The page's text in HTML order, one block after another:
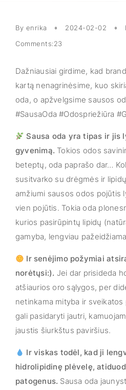
By enrika 2024-02-02
Comments:23
Dažniausiai girdime, kad
kartą nenagrinėsime, kuo
oda, o apžvelgsime sausos
#SausaOda #Odospriežiūra
Sausa oda yra tipas ir jis
gyvenimą. Tokios odos
beteptų, oda paprašo dar…
susitvarko su drėgmės ir
amžiumi sausos odos pojūtis
vien pojūtis. Tokia oda
kurios pasirūpintų lipidų
gamyba, lengviau
Ir senėjimo požymiai
norėtųsi:). Jei dar prisideda
atšiaurios oro sąlygos, per
netinkama mityba ir
gali pasidaryti jautri,
jaustis šiurkštus paviršius.
Ir viskas todėl, kad ji
hidrolipidinę plėvelę,
patogenus. Sausa oda